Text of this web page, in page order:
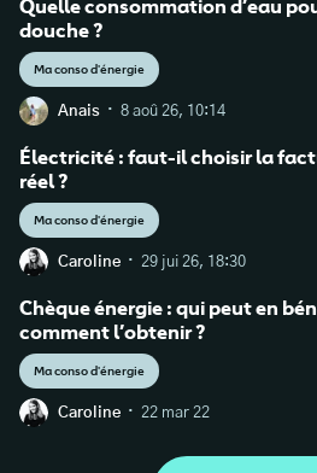
Quelle consommation d’eau
douche ?
Ma conso d'énergie
Anais · 8 aoû 26, 10:14
Électricité : faut-il choisir la
réel ?
Ma conso d'énergie
Caroline · 29 jui 26, 18:30
Chèque énergie : qui peut en
comment l’obtenir ?
Ma conso d'énergie
Caroline · 22 mar 22